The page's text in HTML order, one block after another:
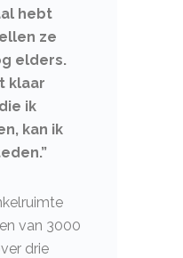
hebt
ze
elders.
klaar
ik
kan ik
van 3000
drie